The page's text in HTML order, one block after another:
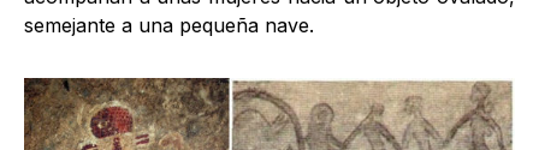
semejante a una pequeña nave.